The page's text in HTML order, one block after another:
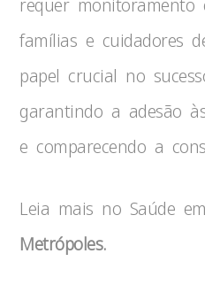
requer monitoramento
famílias e cuidadores
papel crucial no
garantindo a adesão
e comparecendo a
Leia mais no Saúde
Metrópoles.